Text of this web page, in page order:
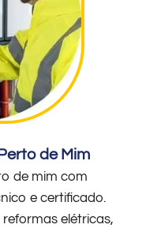
de Mim
de mim com
e certificado.
elétricas,